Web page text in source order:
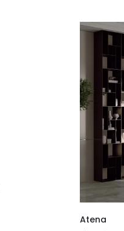
Atena